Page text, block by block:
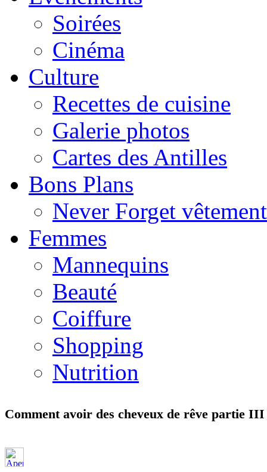
Soirées
Cinéma
Culture
Recettes de cuisine
Galerie photos
Cartes des Antilles
Bons Plans
Never Forget
Femmes
Mannequins
Beauté
Coiffure
Shopping
Nutrition
Comment avoir des cheveux de rêve partie III